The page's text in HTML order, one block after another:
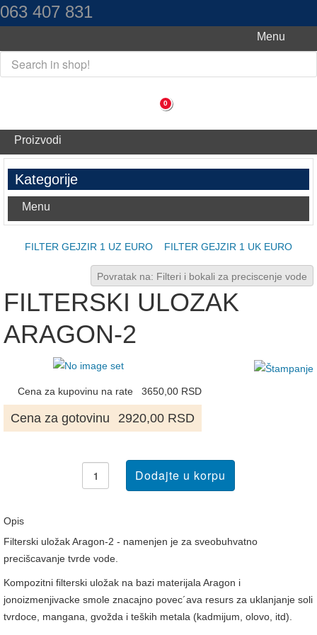
063 407 831
Menu
0
Proizvodi
Kategorije
Menu
FILTER GEJZIR 1 UZ EURO FILTER GEJZIR 1 UK EURO
Povratak na: Filteri i bokali za preciscenje vode
FILTERSKI ULOZAK
ARAGON-2
Cena za kupovinu na rate 3650,00 RSD
Cena za gotovinu 2920,00 RSD
Opis
Filterski uložak Aragon-2 - namenjen je za sveobuhvatno
precišcavanje tvrde vode.
Kompozitni filterski uložak na bazi materijala Aragon i
jonoizmenjivacke smole znacajno povec´ava resurs za uklanjanje soli
tvrdoce, mangana, gvožda i teških metala (kadmijum, olovo, itd).